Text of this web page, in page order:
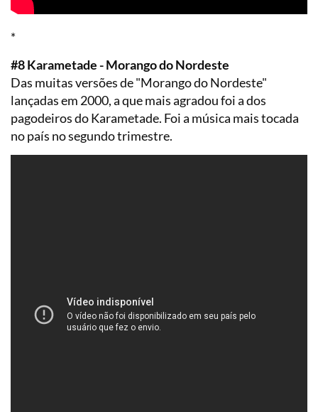
*
#8 Karametade - Morango do Nordeste
Das muitas versões de "Morango do Nordeste"
lançadas em 2000, a que mais agradou foi a dos
pagodeiros do Karametade. Foi a música mais tocada
no país no segundo trimestre.